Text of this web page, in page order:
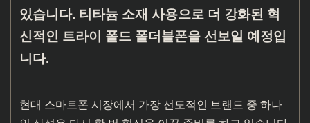
있습니다. 티타늄 소재 사용으로 더 강화된 혁
신적인 트라이 폴드 폴더블폰을 선보일 예정입
니다.
현대 스마트폰 시장에서 가장 선도적인 브랜드 중 하나